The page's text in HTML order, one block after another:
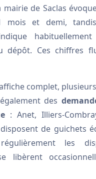
mairie de Saclas
mois et demi,
dépôt. Ces chiffres
complet,
des
: Anet, Illiers-
de guichets
les
libèrent